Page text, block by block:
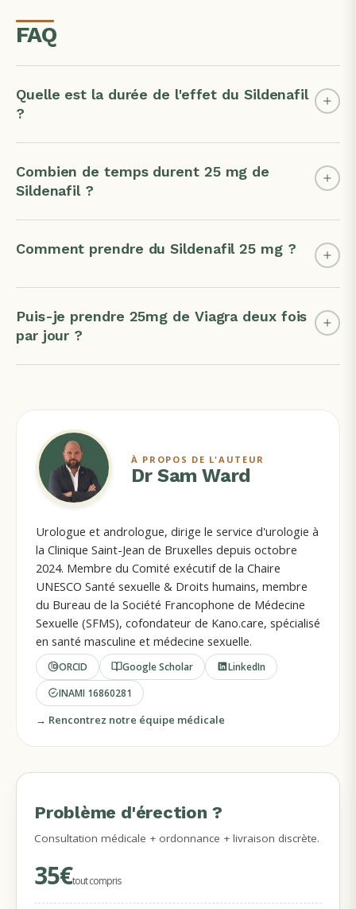
FAQ
Quelle est la durée de l'effet du Sildenafil
?
Combien de temps durent 25 mg de
Sildenafil ?
Comment prendre du Sildenafil 25 mg ?
Puis-je prendre 25mg de Viagra deux fois
par jour ?
À PROPOS DE L'AUTEUR
Dr Sam Ward
Urologue et andrologue, dirige le service d'urologie à
la Clinique Saint-Jean de Bruxelles depuis octobre
2024. Membre du Comité exécutif de la Chaire
UNESCO Santé sexuelle & Droits humains, membre
du Bureau de la Société Francophone de Médecine
Sexuelle (SFMS), cofondateur de Kano.care, spécialisé
en santé masculine et médecine sexuelle.
ORCID Google Scholar
LinkedIn
INAMI 16860281
→ Rencontrez notre équipe médicale
MÉDECINS EN LIGNE
Problème d'érection ?
Consultation médicale + ordonnance + livraison discrète.
35€tout compris